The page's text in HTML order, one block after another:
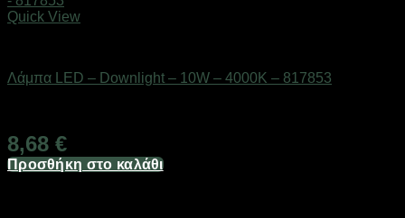
Quick View
Λάμπα LED – Downlight – 10W – 4000K – 817853
8,68 €
Προσθήκη στο καλάθι